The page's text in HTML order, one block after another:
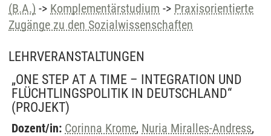
(B.A.) -> Komplementärstudium -> Praxisorientierte
Zugänge zu den Sozialwissenschaften
LEHRVERANSTALTUNGEN
„ONE STEP AT A TIME – INTEGRATION UND
FLÜCHTLINGSPOLITIK IN DEUTSCHLAND“
(PROJEKT)
Dozent/in: Corinna Krome, Nuria Miralles-Andress,